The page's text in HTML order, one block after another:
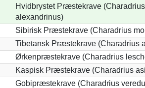
Hvidbrystet Præstekrave (Charadrius
alexandrinus)
Sibirisk Præstekrave (Charadrius
Tibetansk Præstekrave (Charadrius
Ørkenpræstekrave (Charadrius
Kaspisk Præstekrave (Charadrius
Gobipræstekrave (Charadrius